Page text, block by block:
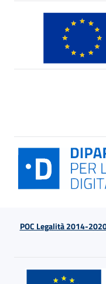
POC Legalità 2014-